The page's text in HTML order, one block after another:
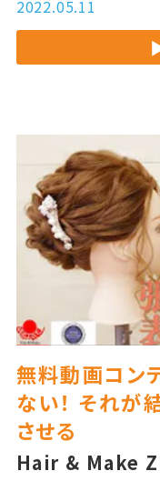
す。総集編 第２
の極意」です。
2022.05.11
無料動画コン
ない！ それが
させる
Hair & Make